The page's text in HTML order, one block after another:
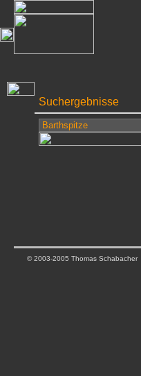
Suchergebnisse
© 2003-2005 Thomas Schabacher